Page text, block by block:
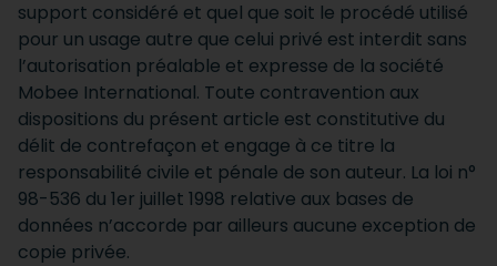
support considéré et quel que soit le procédé utilisé
pour un usage autre que celui privé est interdit sans
l’autorisation préalable et expresse de la société
Mobee International. Toute contravention aux
dispositions du présent article est constitutive du
délit de contrefaçon et engage à ce titre la
responsabilité civile et pénale de son auteur. La loi n°
98-536 du 1er juillet 1998 relative aux bases de
données n’accorde par ailleurs aucune exception de
copie privée.